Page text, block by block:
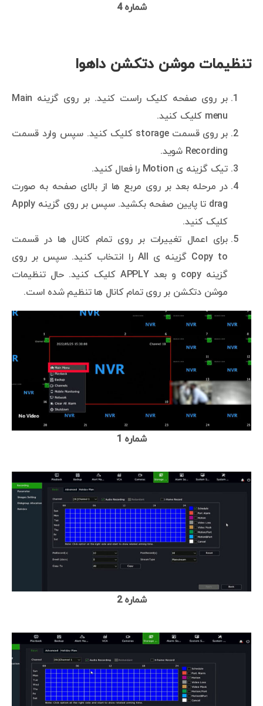
شماره 4
تنظیمات موشن دتکشن داهوا
بر روی صفحه کلیک راست کنید. بر روی گزینه Main
menu کلیک کنید.
بر روی قسمت storage کلیک کنید. سپس وارد قسمت
Recording شوید.
تیک گزینه ی Motion را فعال کنید.
در مرحله بعد بر روی مربع ها از بالای صفحه به صورت
drag تا پایین صفحه بکشید. سپس بر روی گزینه Apply
کلیک کنید.
برای اعمال تغییرات بر روی تمام کانال ها در قسمت
Copy to گزینه ی All را انتخاب کنید. سپس بر روی
گزینه copy و بعد APPLY کلیک کنید. حال تنظیمات
موشن دتکشن بر روی تمام کانال ها تنظیم شده است.
شماره 1
شماره 2